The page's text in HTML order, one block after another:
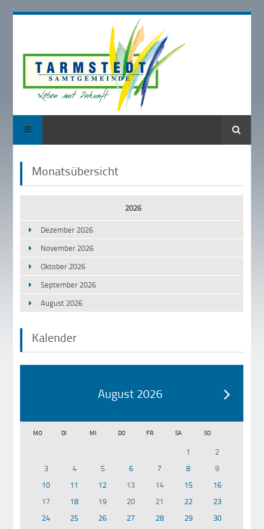
Suche
Monatsübersicht
2026
Dezember 2026
November 2026
Oktober 2026
September 2026
August 2026
Kalender
August 2026
MO DI MI DO FR SA SO
1
2
3
4 5 6 7 8
9
10
11 12 13 14 15
16
17
18 19 20 21 22
23
24
25 26 27 28 29 30